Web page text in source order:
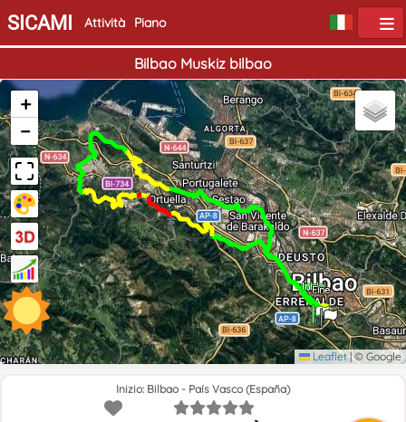
SICAMI Attività Piano
Bilbao Muskiz bilbao
Inizio
Fine
+
−
Leaflet |© Google
Inizio: Bilbao - País Vasco (España)